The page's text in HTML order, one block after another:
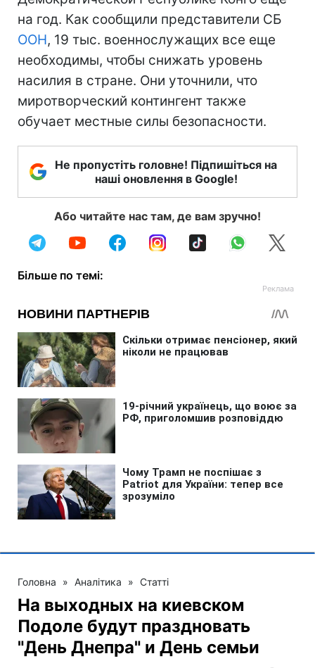
на год. Как сообщили представители СБ
ООН, 19 тыс. военнослужащих все еще
необходимы, чтобы снижать уровень
насилия в стране. Они уточнили, что
миротворческий контингент также
обучает местные силы безопасности.
Не пропустіть головне! Підпишіться на
наші оновлення в Google!
Або читайте нас там, де вам зручно!
Більше по темі:
Головна » Аналітика » Статті
На выходных на киевском
Подоле будут праздновать
"День Днепра" и День семьи